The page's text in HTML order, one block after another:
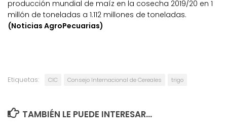
producción mundial de maíz en la cosecha 2019/20 en 1
millón de toneladas a 1.112 millones de toneladas.
(Noticias AgroPecuarias)
Etiquetas: CIC Consejo Internacional de Cereales trigo
TAMBIÉN LE PUEDE INTERESAR...